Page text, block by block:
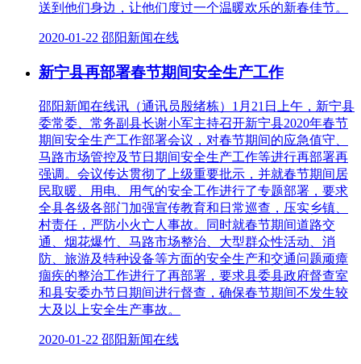
送到他们身边，让他们度过一个温暖欢乐的新春佳节。
2020-01-22 邵阳新闻在线
新宁县再部署春节期间安全生产工作
邵阳新闻在线讯（通讯员殷绪栋）1月21日上午，新宁县
委常委、常务副县长谢小军主持召开新宁县2020年春节
期间安全生产工作部署会议，对春节期间的应急值守、
马路市场管控及节日期间安全生产工作等进行再部署再
强调。会议传达贯彻了上级重要批示，并就春节期间居
民取暖、用电、用气的安全工作进行了专题部署，要求
全县各级各部门加强宣传教育和日常巡查，压实乡镇、
村责任，严防小火亡人事故。同时就春节期间道路交
通、烟花爆竹、马路市场整治、大型群众性活动、消
防、旅游及特种设备等方面的安全生产和交通问题顽瘴
痼疾的整治工作进行了再部署，要求县委县政府督查室
和县安委办节日期间进行督查，确保春节期间不发生较
大及以上安全生产事故。
2020-01-22 邵阳新闻在线